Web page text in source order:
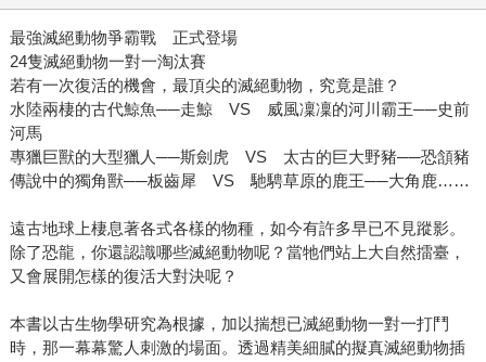
最強滅絕動物爭霸戰 正式登場
24隻滅絕動物一對一淘汰賽
若有一次復活的機會，最頂尖的滅絕動物，究竟是誰？
水陸兩棲的古代鯨魚──走鯨 VS 威風凜凜的河川霸王──史前
河馬
專獵巨獸的大型獵人──斯劍虎 VS 太古的巨大野豬──恐頷豬
傳說中的獨角獸──板齒犀 VS 馳騁草原的鹿王──大角鹿……
遠古地球上棲息著各式各樣的物種，如今有許多早已不見蹤影。
除了恐龍，你還認識哪些滅絕動物呢？當牠們站上大自然擂臺，
又會展開怎樣的復活大對決呢？
本書以古生物學研究為根據，加以揣想已滅絕動物一對一打鬥
時，那一幕幕驚人刺激的場面。透過精美細膩的擬真滅絕動物插